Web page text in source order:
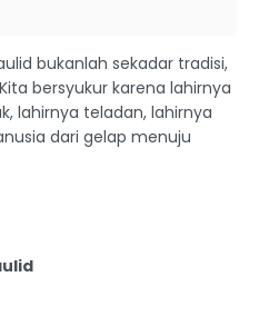
bukanlah sekadar tradisi,
bersyukur karena lahirnya
lahirnya teladan, lahirnya
dari gelap menuju